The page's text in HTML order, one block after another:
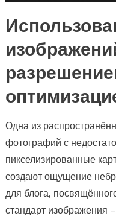
Одна из
фотографий с
пикселизированные
создают ощущение
для блога,
стандарт изображения